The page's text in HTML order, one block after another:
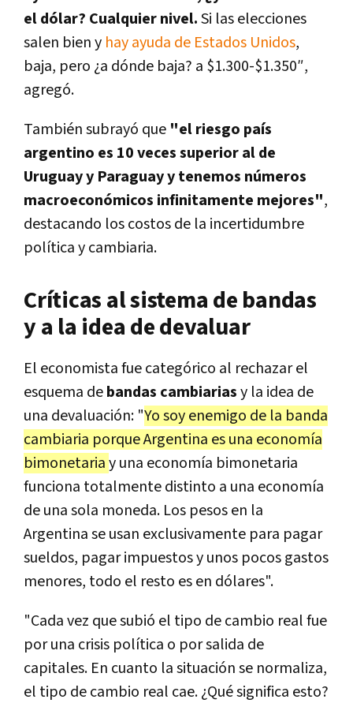
el dólar? Cualquier nivel.Si las elecciones
salen bien y hay ayuda de Estados Unidos,
baja, pero ¿a dónde baja? a $1.300-$1.350″,
agregó.
También subrayó que "el riesgo país
argentino es 10 veces superior al de
Uruguay y Paraguay y tenemos números
macroeconómicos infinitamente mejores",
destacando los costos de la incertidumbre
política y cambiaria.
Críticas al sistema de bandas
y a la idea de devaluar
El economista fue categórico al rechazar el
esquema debandas cambiariasy la idea de
una devaluación: "Yo soy enemigo de la banda
cambiaria porque Argentina es una economía
bimonetariay una economía bimonetaria
funciona totalmente distinto a una economía
de una sola moneda. Los pesos en la
Argentina se usan exclusivamente para pagar
sueldos, pagar impuestos y unos pocos gastos
menores, todo el resto es en dólares".
"Cada vez que subió el tipo de cambio real fue
por una crisis política o por salida de
capitales. En cuanto la situación se normaliza,
el tipo de cambio real cae. ¿Qué significa esto?